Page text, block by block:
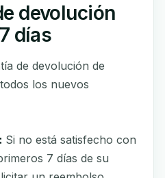
devolución
días
de devolución de
los nuevos
Si no está satisfecho con
7 días de su